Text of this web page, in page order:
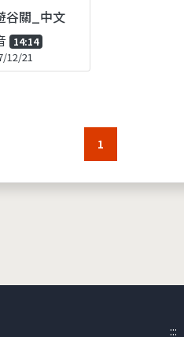
谷關_中文
14:14
12/21
1
:::